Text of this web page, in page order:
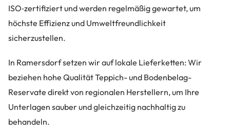
ISO‑zertifiziert und werden regelmäßig gewartet, um
höchste Effizienz und Umweltfreundlichkeit
sicherzustellen.
In Ramersdorf setzen wir auf lokale Lieferketten: Wir
beziehen hohe Qualität Teppich- und Bodenbelag-
Reservate direkt von regionalen Herstellern, um Ihre
Unterlagen sauber und gleichzeitig nachhaltig zu
behandeln.